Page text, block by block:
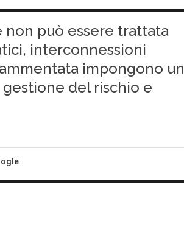
può essere trattata
interconnessioni
impongono un
del rischio e